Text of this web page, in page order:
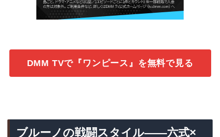
DMM TVで『ワンピース』を無料で見る
ブルーノの戦闘スタイル――六式×